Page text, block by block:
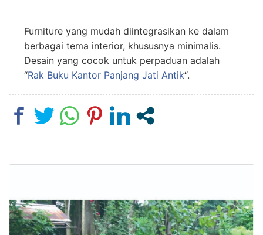
Furniture yang mudah diintegrasikan ke dalam
berbagai tema interior, khususnya minimalis.
Desain yang cocok untuk perpaduan adalah
“Rak Buku Kantor Panjang Jati Antik“.